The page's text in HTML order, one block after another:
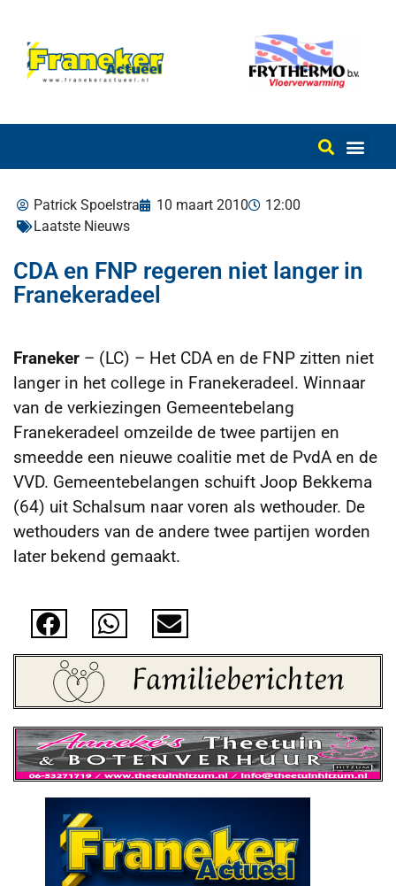
Patrick Spoelstra 10 maart 2010
12:00
Laatste Nieuws
CDA en FNP regeren niet langer in
Franekeradeel
Franeker – (LC) – Het CDA en de FNP zitten niet
langer in het college in Franekeradeel. Winnaar
van de verkiezingen Gemeentebelang
Franekeradeel omzeilde de twee partijen en
smeedde een nieuwe coalitie met de PvdA en de
VVD. Gemeentebelangen schuift Joop Bekkema
(64) uit Schalsum naar voren als wethouder. De
wethouders van de andere twee partijen worden
later bekend gemaakt.